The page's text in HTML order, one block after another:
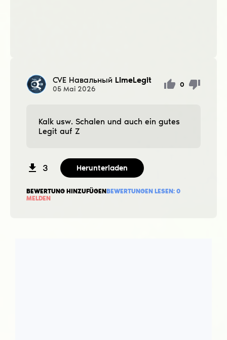
CVE Навальный LimeLegit
05 Mai 2026
0
Kalk usw. Schalen und auch ein gutes
Legit auf Z
3 Herunterladen
BEWERTUNG HINZUFÜGENBEWERTUNGEN LESEN: 0
MELDEN